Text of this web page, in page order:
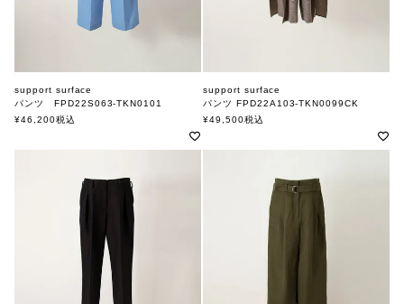
support surface
パンツ FPD22S063-TKN0101
サポートサーフェス
¥46,200税込
support surface
パンツ FPD22A103-TKN0099CK
サポートサーフェス
¥49,500税込